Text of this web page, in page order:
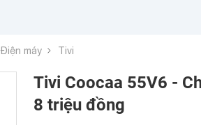
Điện máy Tivi
Tivi Coocaa 55V6 -
8 triệu đồng